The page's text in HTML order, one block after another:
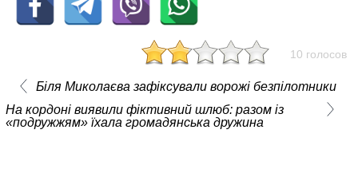
10 голосов
Біля Миколаєва зафіксували ворожі безпілотники
На кордоні виявили фіктивний шлюб: разом із
«подружжям» їхала громадянська дружина